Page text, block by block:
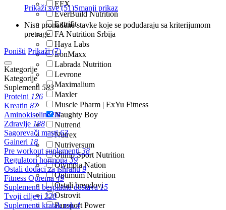
EFX
EverBuild Nutrition
Extrifit
FA Nutrition Srbija
Haya Labs
IronMaxx
Labrada Nutrition
Levrone
Maximalium
Maxler
Muscle Pharm | ExYu Fitness
Naughty Boy
Nutrend
Nutrex
Nutriversum
Olimp Sport Nutrition
Olympia Nation
Optimum Nutrition
Ostali brendovi
Ostrovit
Pansport Power
Prikaži sve (51)Smanji prikaz
Nisu pronađene stavke koje se podudaraju sa kriterijumom
pretrage
Poništi Prikaži (7)
Kategorije
Kategorije
Suplementi 583
Proteini 126
Kreatin 87
Aminokiseline98
Zdravlje 188
Sagorevači masti63
Gaineri 18
Pre workout suplementi38
Regulatori hormona39
Ostali dodaci za ishranu9
Fitness Oprema49
Suplementi besplatna dostava15
Tvoji ciljevi 220
Suplementi kratak rok4